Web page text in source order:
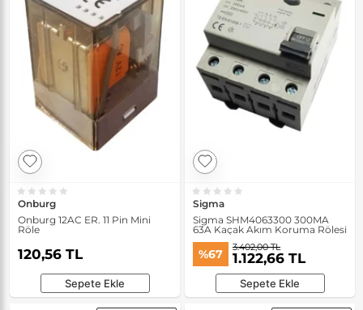
Onburg
Onburg 12AC ER. 11 Pin Mini
Röle
120,56 TL
Sepete Ekle
Sigma
Sigma SHM4063300 300MA
63A Kaçak Akım Koruma Rölesi
%67 3.402,00 TL
1.122,66 TL
Sepete Ekle